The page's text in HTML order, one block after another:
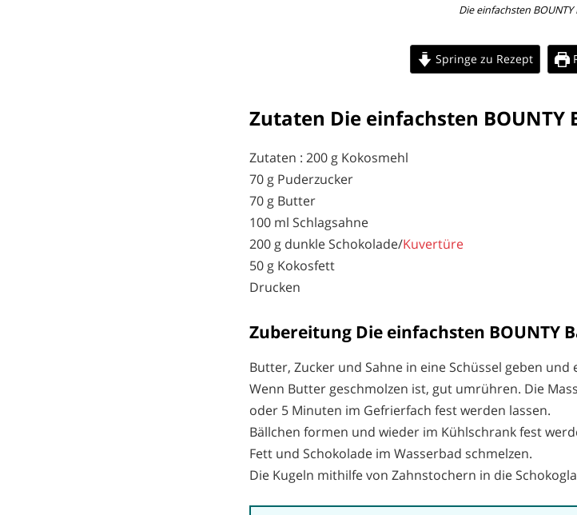
Die einfachsten BOUNTY
Springe zu Rezept
Zutaten Die einfachsten BOUNTY
Zutaten : 200 g Kokosmehl
70 g Puderzucker
70 g Butter
100 ml Schlagsahne
200 g dunkle Schokolade/Kuvertüre
50 g Kokosfett
Drucken
Zubereitung Die einfachsten BOUNTY
Butter, Zucker und Sahne in eine Schüssel geben und
Wenn Butter geschmolzen ist, gut umrühren. Die
oder 5 Minuten im Gefrierfach fest werden lassen.
Bällchen formen und wieder im Kühlschrank fest
Fett und Schokolade im Wasserbad schmelzen.
Die Kugeln mithilfe von Zahnstochern in die